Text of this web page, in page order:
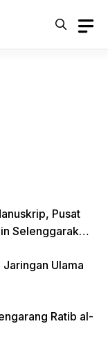
Pusat
Selenggarakan
Jaringan Ulama
Ratib al-